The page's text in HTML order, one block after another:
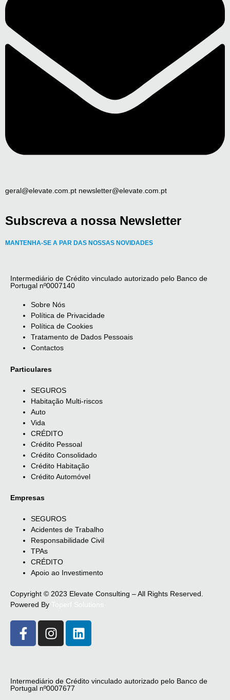
geral@elevate.com.pt newsletter@elevate.com.pt
Subscreva a nossa Newsletter
MANTENHA-SE A PAR DAS NOSSAS NOVIDADES
Intermediário de Crédito vinculado autorizado pelo Banco de
Portugal nº0007140
Sobre Nós
Política de Privacidade
Política de Cookies
Tratamento de Dados Pessoais
Contactos
Particulares
SEGUROS
Habitação Multi-riscos
Auto
Vida
CRÉDITO
Crédito Pessoal
Crédito Consolidado
Crédito Habitação
Crédito Automóvel
Empresas
SEGUROS
Acidentes de Trabalho
Responsabilidade Civil
TPAs
CRÉDITO
Apoio ao Investimento
Copyright © 2023 Elevate Consulting – All Rights Reserved.
Powered By
Intermediário de Crédito vinculado autorizado pelo Banco de
Portugal nº0007677